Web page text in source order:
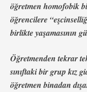
öğretmen homofobik
öğrencilere
birlikte yaşamasının
Öğretmenden tekrar
sınıftaki bir grup kız
öğretmen binadan